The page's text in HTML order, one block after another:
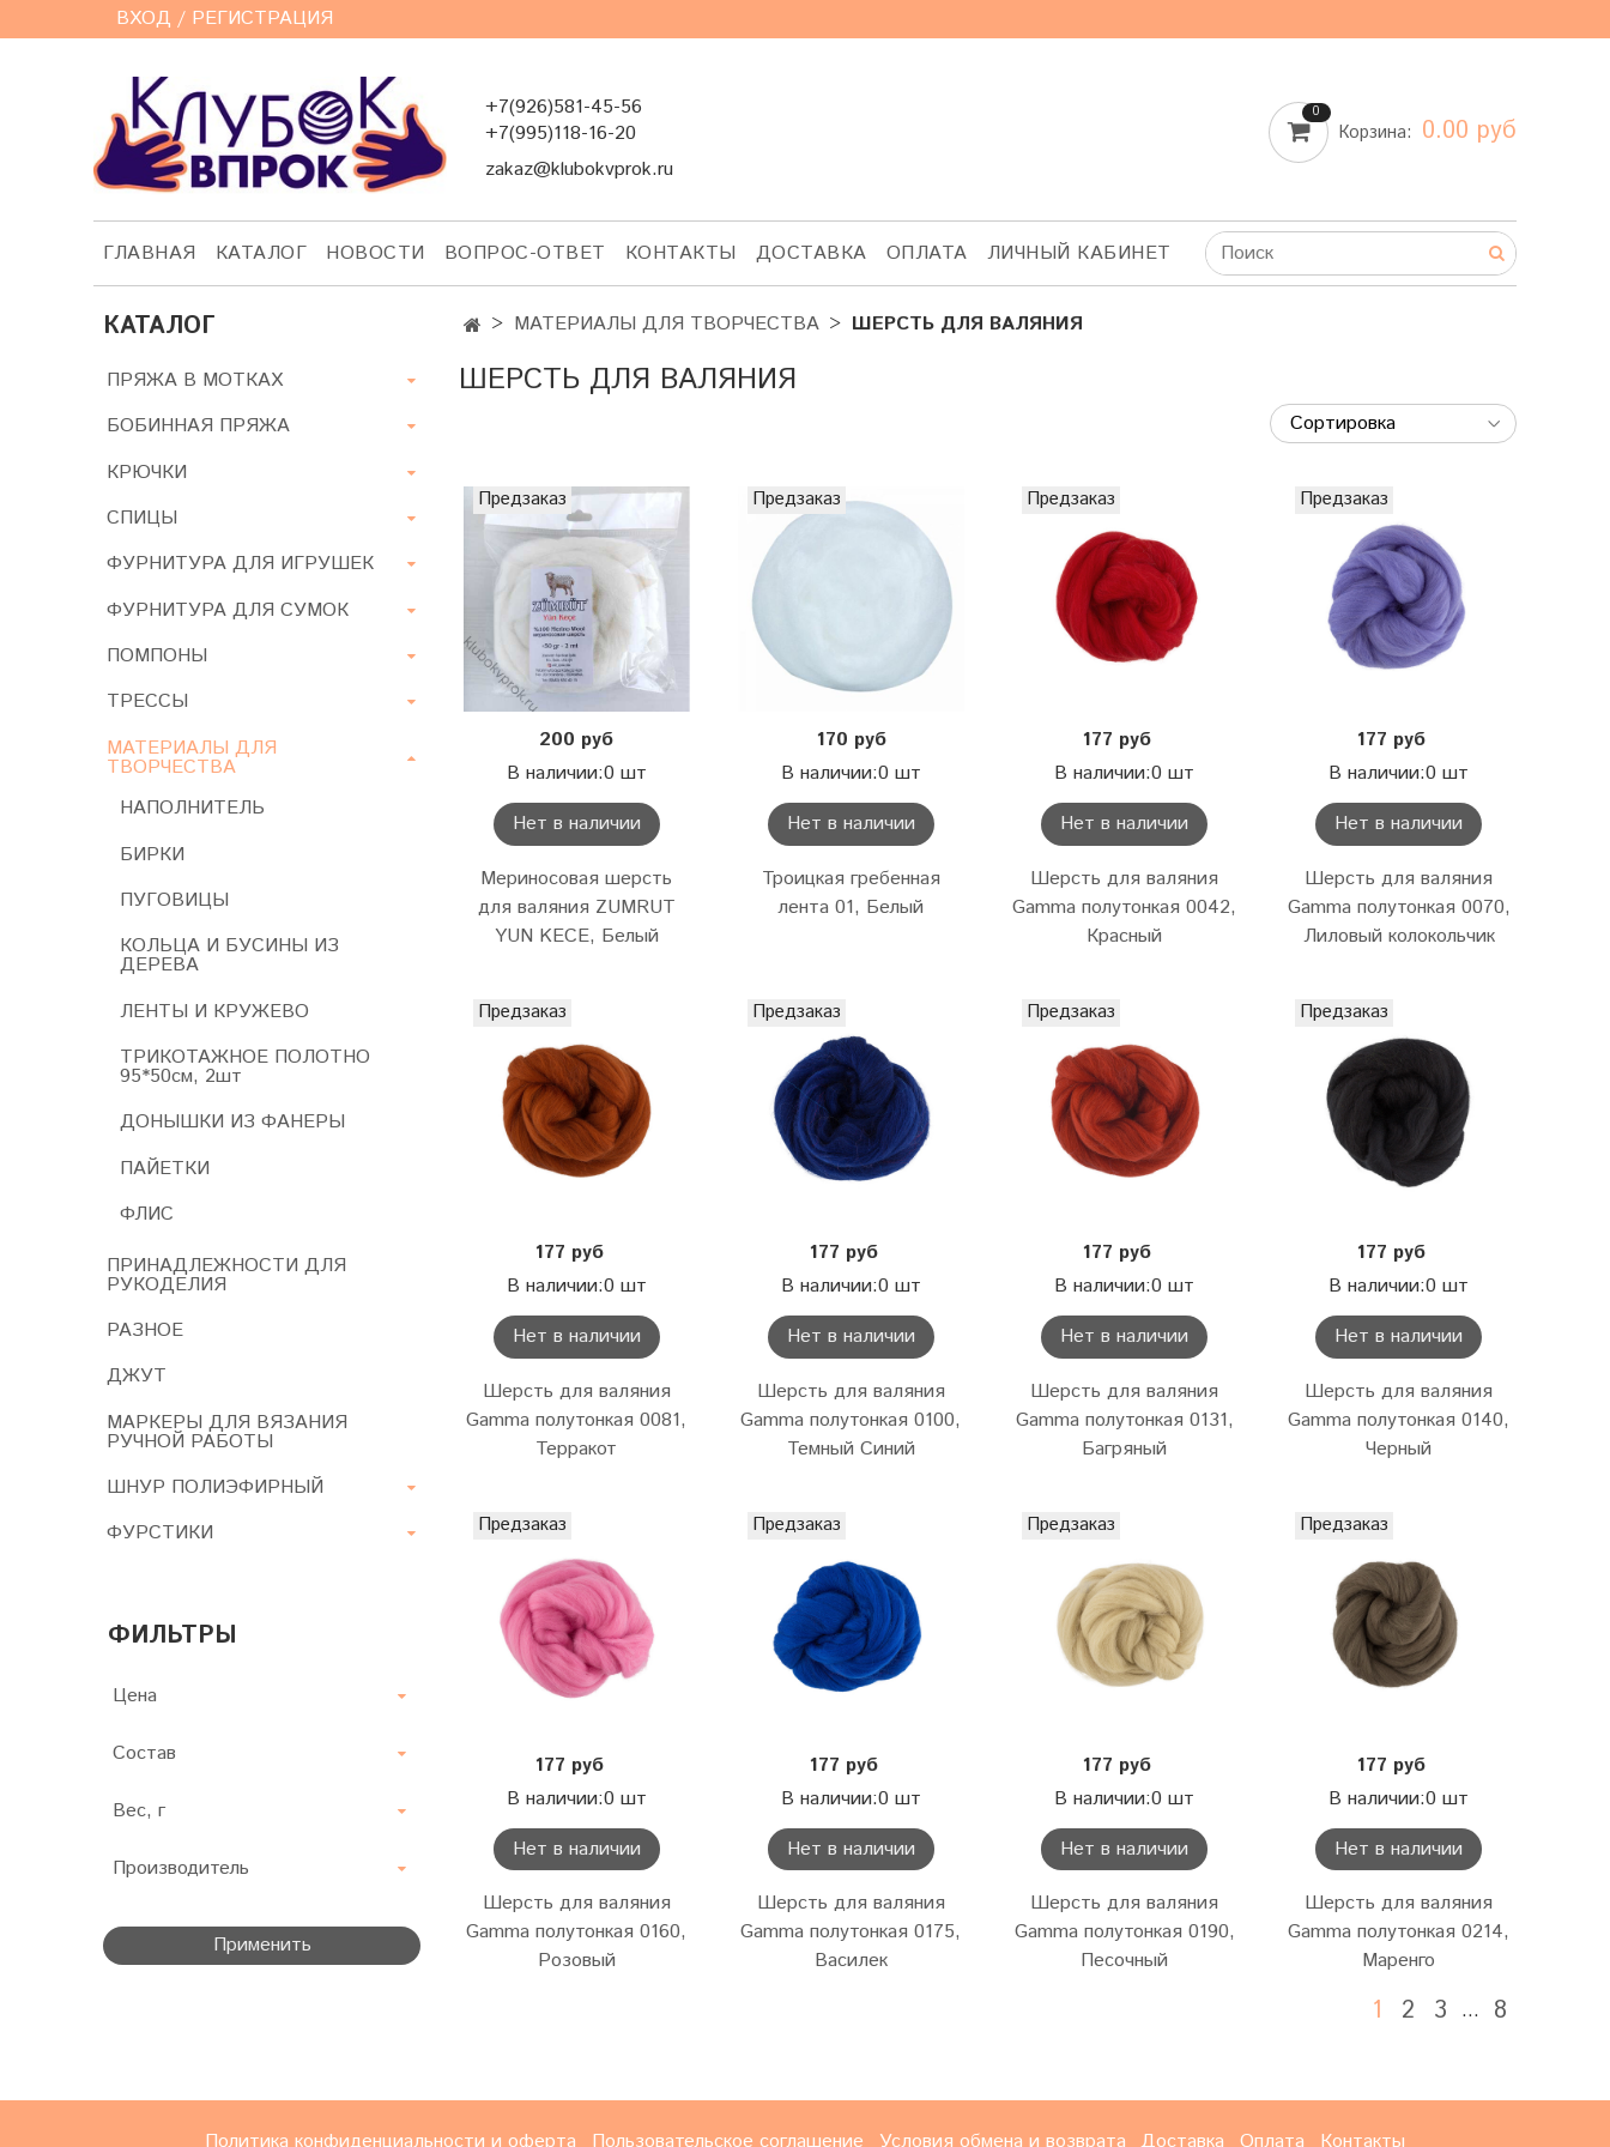
ВХОД / РЕГИСТРАЦИЯ
+7(926)581-45-56
+7(995)118-16-20
zakaz@klubokvprok.ru
0
Корзина: 0.00 руб
ГЛАВНАЯ КАТАЛОГ НОВОСТИ ВОПРОС-ОТВЕТ КОНТАКТЫ ДОСТАВКА ОПЛАТА ЛИЧНЫЙ КАБИНЕТ
МАТЕРИАЛЫ ДЛЯ ТВОРЧЕСТВА ШЕРСТЬ ДЛЯ ВАЛЯНИЯ
ШЕРСТЬ ДЛЯ ВАЛЯНИЯ
Предзаказ
200 руб
В наличии:0 шт
Нет в наличии
Мериносовая шерсть
для валяния ZUMRUT
YUN KECE, Белый
Предзаказ
170 руб
В наличии:0 шт
Нет в наличии
Троицкая гребенная
лента 01, Белый
Предзаказ
177 руб
В наличии:0 шт
Нет в наличии
Шерсть для валяния
Gamma полутонкая 0042,
Красный
Предзаказ
177 руб
В наличии:0 шт
Нет в наличии
Шерсть для валяния
Gamma полутонкая 0070,
Лиловый колокольчик
Предзаказ
177 руб
В наличии:0 шт
Нет в наличии
Шерсть для валяния
Gamma полутонкая 0081,
Терракот
Предзаказ
177 руб
В наличии:0 шт
Нет в наличии
Шерсть для валяния
Gamma полутонкая 0100,
Темный Синий
Предзаказ
177 руб
В наличии:0 шт
Нет в наличии
Шерсть для валяния
Gamma полутонкая 0131,
Багряный
Предзаказ
177 руб
В наличии:0 шт
Нет в наличии
Шерсть для валяния
Gamma полутонкая 0140,
Черный
Предзаказ
177 руб
В наличии:0 шт
Нет в наличии
Шерсть для валяния
Gamma полутонкая 0160,
Розовый
Предзаказ
177 руб
В наличии:0 шт
Нет в наличии
Шерсть для валяния
Gamma полутонкая 0175,
Василек
Предзаказ
177 руб
В наличии:0 шт
Нет в наличии
Шерсть для валяния
Gamma полутонкая 0190,
Песочный
Предзаказ
177 руб
В наличии:0 шт
Нет в наличии
Шерсть для валяния
Gamma полутонкая 0214,
Маренго
1 2 3 … 8
КАТАЛОГ
ПРЯЖА В МОТКАХ
БОБИННАЯ ПРЯЖА
КРЮЧКИ
СПИЦЫ
ФУРНИТУРА ДЛЯ ИГРУШЕК
ФУРНИТУРА ДЛЯ СУМОК
ПОМПОНЫ
ТРЕССЫ
МАТЕРИАЛЫ ДЛЯ
ТВОРЧЕСТВА
НАПОЛНИТЕЛЬ
БИРКИ
ПУГОВИЦЫ
КОЛЬЦА И БУСИНЫ ИЗ
ДЕРЕВА
ЛЕНТЫ И КРУЖЕВО
ТРИКОТАЖНОЕ ПОЛОТНО
95*50см, 2шт
ДОНЫШКИ ИЗ ФАНЕРЫ
ПАЙЕТКИ
ФЛИС
ПРИНАДЛЕЖНОСТИ ДЛЯ
РУКОДЕЛИЯ
РАЗНОЕ
ДЖУТ
МАРКЕРЫ ДЛЯ ВЯЗАНИЯ
РУЧНОЙ РАБОТЫ
ШНУР ПОЛИЭФИРНЫЙ
ФУРСТИКИ
ФИЛЬТРЫ
Цена
Состав
Вес, г
Производитель
Применить
Политика конфиденциальности и оферта Пользовательское соглашение Условия обмена и возврата Доставка Оплата Контакты